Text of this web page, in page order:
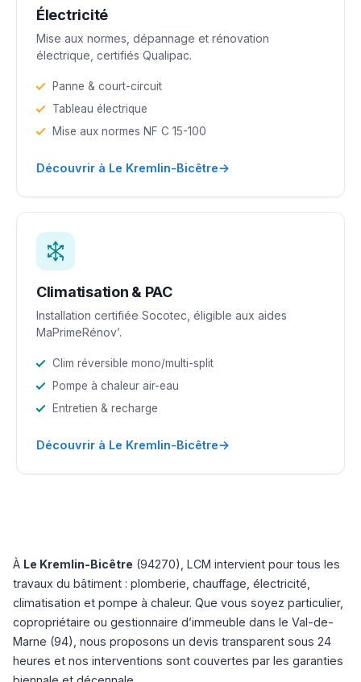
Électricité
Mise aux normes, dépannage et rénovation
électrique, certifiés Qualipac.
Panne & court-circuit
Tableau électrique
Mise aux normes NF C 15-100
Découvrir à Le Kremlin-Bicêtre→
Climatisation & PAC
Installation certifiée Socotec, éligible aux aides
MaPrimeRénov’.
Clim réversible mono/multi-split
Pompe à chaleur air-eau
Entretien & recharge
Découvrir à Le Kremlin-Bicêtre→
À Le Kremlin-Bicêtre (94270), LCM intervient pour tous les
travaux du bâtiment : plomberie, chauffage, électricité,
climatisation et pompe à chaleur. Que vous soyez particulier,
copropriétaire ou gestionnaire d’immeuble dans le Val-de-
Marne (94), nous proposons un devis transparent sous 24
heures et nos interventions sont couvertes par les garanties